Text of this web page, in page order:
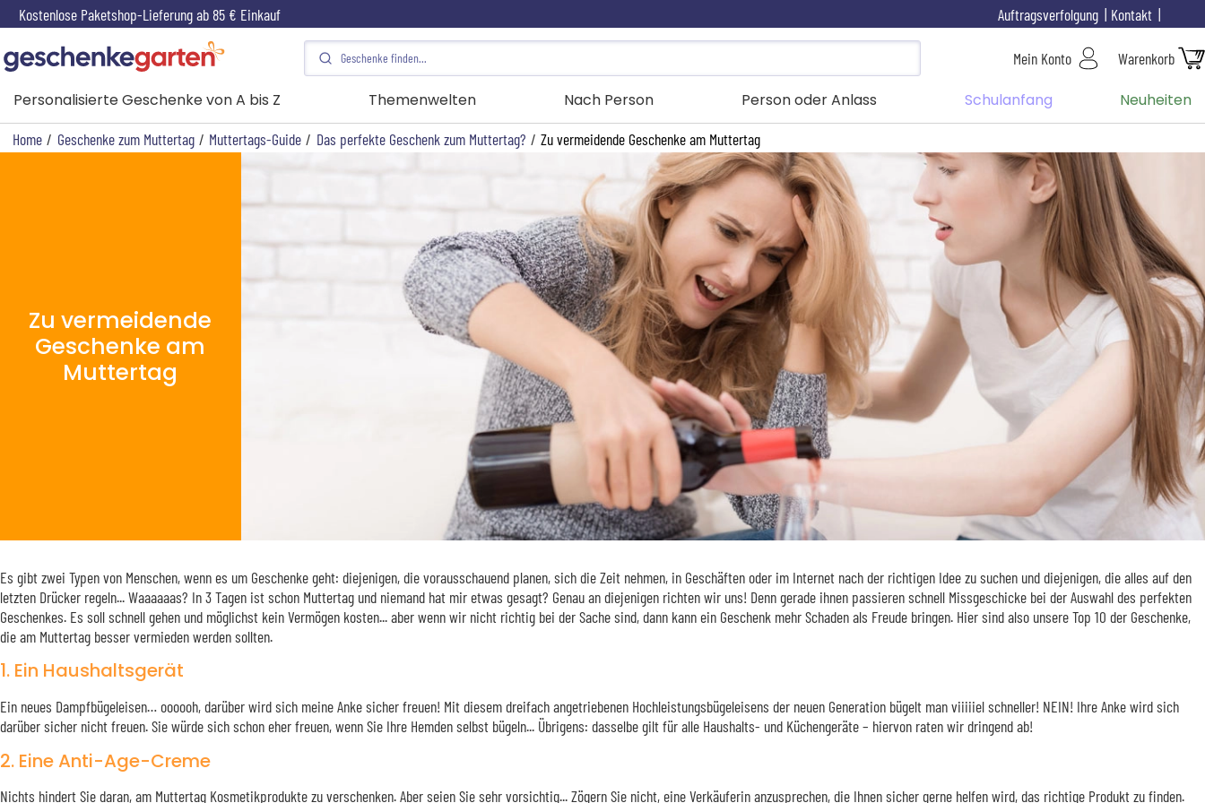
Kostenlose Paketshop-Lieferung ab 85 € Einkauf Kontakt
Auftragsverfolgung
Mein Konto Warenkorb
Personalisierte Geschenke von A bis Z Themenwelten Nach Person Person oder Anlass Schulanfang Neuheiten
Home / Geschenke zum Muttertag / Muttertags-Guide / Das perfekte Geschenk zum Muttertag? / Zu vermeidende Geschenke am Muttertag
Zu vermeidende
Geschenke am
Muttertag
Es gibt zwei Typen von Menschen, wenn es um Geschenke geht: diejenigen, die vorausschauend planen, sich die Zeit nehmen, in Geschäften oder im Internet nach der richtigen Idee zu suchen und diejenigen, die alles auf den
letzten Drücker regeln... Waaaaaas? In 3 Tagen ist schon Muttertag und niemand hat mir etwas gesagt? Genau an diejenigen richten wir uns! Denn gerade ihnen passieren schnell Missgeschicke bei der Auswahl des perfekten
Geschenkes. Es soll schnell gehen und möglichst kein Vermögen kosten... aber wenn wir nicht richtig bei der Sache sind, dann kann ein Geschenk mehr Schaden als Freude bringen. Hier sind also unsere Top 10 der Geschenke,
die am Muttertag besser vermieden werden sollten.
1. Ein Haushaltsgerät
Ein neues Dampfbügeleisen… oooooh, darüber wird sich meine Anke sicher freuen! Mit diesem dreifach angetriebenen Hochleistungsbügeleisens der neuen Generation bügelt man viiiiiel schneller! NEIN! Ihre Anke wird sich
darüber sicher nicht freuen. Sie würde sich schon eher freuen, wenn Sie Ihre Hemden selbst bügeln... Übrigens: dasselbe gilt für alle Haushalts- und Küchengeräte – hiervon raten wir dringend ab!
2. Eine Anti-Age-Creme
Nichts hindert Sie daran, am Muttertag Kosmetikprodukte zu verschenken. Aber seien Sie sehr vorsichtig... Zögern Sie nicht, eine Verkäuferin anzusprechen, die Ihnen sicher gerne helfen wird, das richtige Produkt zu finden.